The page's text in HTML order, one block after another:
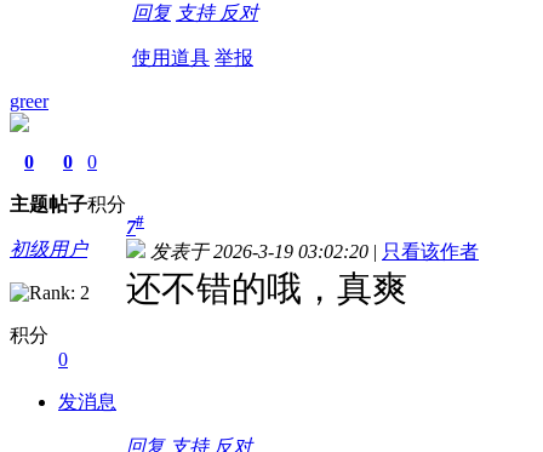
回复 支持 反对
使用道具 举报
greer
0
主题
0
帖子
0
积分
初级用户
积分
0
发消息
7#
发表于 2026-3-19 03:02:20 | 只看该作者
还不错的哦，真爽
回复 支持 反对